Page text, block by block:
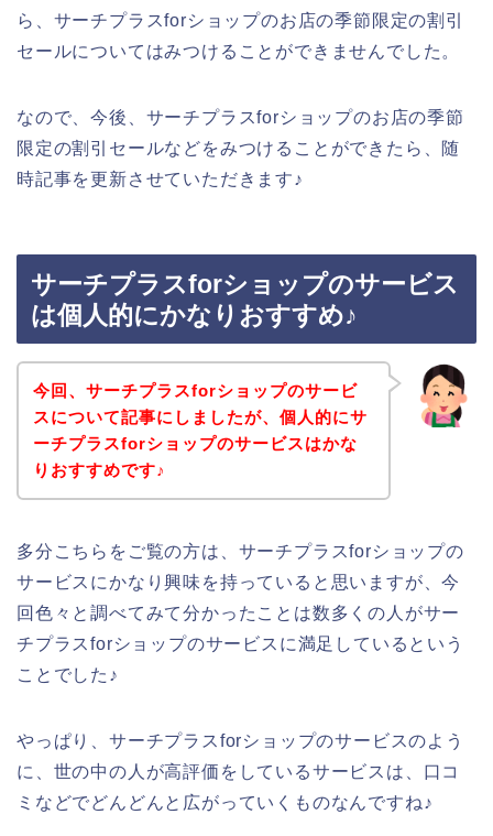
ら、サーチプラスforショップのお店の季節限定の割引
セールについてはみつけることができませんでした。
なので、今後、サーチプラスforショップのお店の季節
限定の割引セールなどをみつけることができたら、随
時記事を更新させていただきます♪
サーチプラスforショップのサービス
は個人的にかなりおすすめ♪
今回、サーチプラスforショップのサービ
スについて記事にしましたが、個人的にサ
ーチプラスforショップのサービスはかな
りおすすめです♪
多分こちらをご覧の方は、サーチプラスforショップの
サービスにかなり興味を持っていると思いますが、今
回色々と調べてみて分かったことは数多くの人がサー
チプラスforショップのサービスに満足しているという
ことでした♪
やっぱり、サーチプラスforショップのサービスのよう
に、世の中の人が高評価をしているサービスは、口コ
ミなどでどんどんと広がっていくものなんですね♪